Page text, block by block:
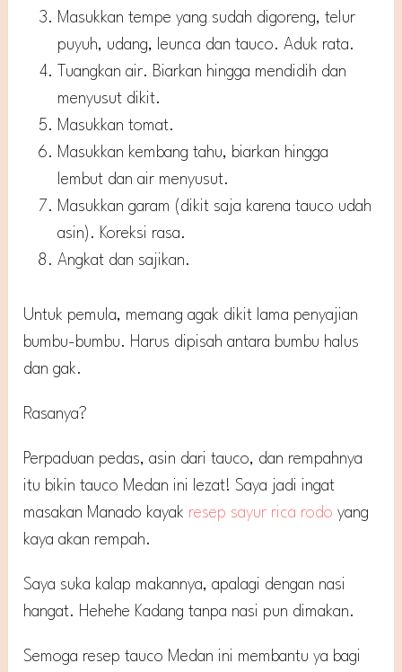
Masukkan tempe yang sudah digoreng, telur
puyuh, udang, leunca dan tauco. Aduk rata.
Tuangkan air. Biarkan hingga mendidih dan
menyusut dikit.
Masukkan tomat.
Masukkan kembang tahu, biarkan hingga
lembut dan air menyusut.
Masukkan garam (dikit saja karena tauco udah
asin). Koreksi rasa.
Angkat dan sajikan.
Untuk pemula, memang agak dikit lama penyajian
bumbu-bumbu. Harus dipisah antara bumbu halus
dan gak.
Rasanya?
Perpaduan pedas, asin dari tauco, dan rempahnya
itu bikin tauco Medan ini lezat! Saya jadi ingat
masakan Manado kayak resep sayur rica rodo yang
kaya akan rempah.
Saya suka kalap makannya, apalagi dengan nasi
hangat. Hehehe Kadang tanpa nasi pun dimakan.
Semoga resep tauco Medan ini membantu ya bagi